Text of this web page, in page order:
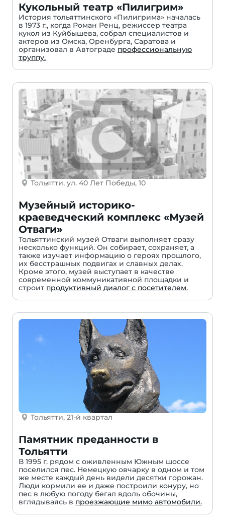
Кукольный театр «Пилигрим»
История тольяттинского «Пилигрима» началась
в 1973 г., когда Роман Ренц, режиссер театра
кукол из Куйбышева, собрал специалистов и
актеров из Омска, Оренбурга, Саратова и
организовал в Автограде профессиональную
труппу.
Тольятти, ул. 40 Лет Победы, 10
Музейный историко-
краеведческий комплекс «Музей
Отваги»
Тольяттинский музей Отваги выполняет сразу
несколько функций. Он собирает, сохраняет, а
также изучает информацию о героях прошлого,
их бесстрашных подвигах и славных делах.
Кроме этого, музей выступает в качестве
современной коммуникативной площадки и
строит продуктивный диалог с посетителем.
Тольятти, 21-й квартал
Памятник преданности в
Тольятти
В 1995 г. рядом с оживленным Южным шоссе
поселился пес. Немецкую овчарку в одном и том
же месте каждый день видели десятки горожан.
Люди кормили ее и даже построили конуру, но
пес в любую погоду бегал вдоль обочины,
вглядываясь в проезжающие мимо автомобили.